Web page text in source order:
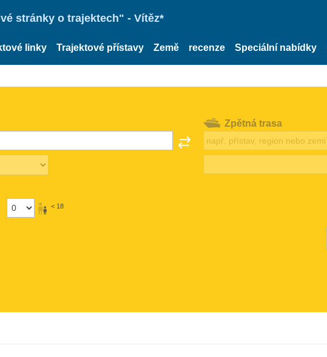
stránky o trajektech" - Vítěz*
linky Trajektové přístavy Země recenze Speciální nabídky
< 18
Zpětná trasa